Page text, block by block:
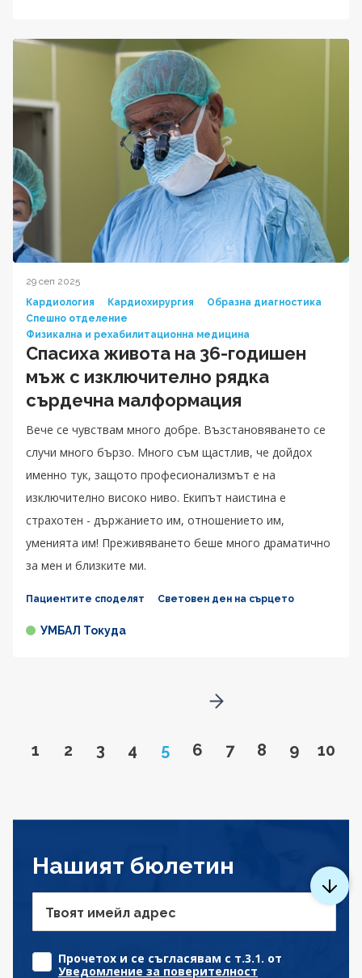
29 сеп 2025
Кардиология
Кардиохирургия
Образна диагностика
Спешно отделение
Физикална и рехабилитационна медицина
Спасиха живота на 36-годишен
мъж с изключително рядка
сърдечна малформация
Вече се чувствам много добре. Възстановяването се
случи много бързо. Много съм щастлив, че дойдох
именно тук, защото професионализмът е на
изключително високо ниво. Екипът наистина е
страхотен - държанието им, отношението им,
уменията им! Преживяването беше много драматично
за мен и близките ми.
Пациентите споделят Световен ден на сърцето
УМБАЛ Токуда
Go to page
1 Go to page
2 Go to page
3 Go to page
4 Page
5 Go to page
6 Go to page
7 Go to page
8 Go to
9 Go
10
Go to next page
Нашият бюлетин
Твоят имейл адрес
Прочетох и се съгласявам с т.3.1. от
Уведомление за поверителност